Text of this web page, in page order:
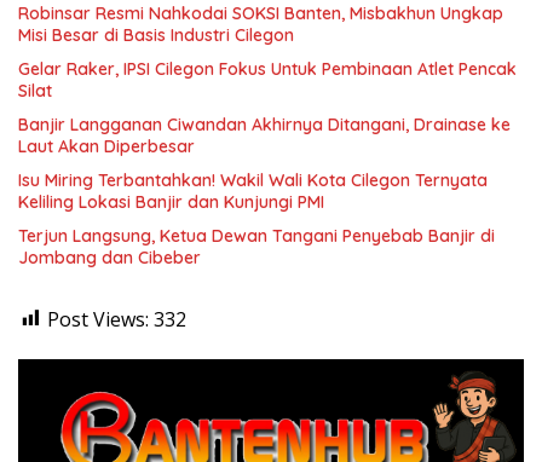
Robinsar Resmi Nahkodai SOKSI Banten, Misbakhun Ungkap
Misi Besar di Basis Industri Cilegon
Gelar Raker, IPSI Cilegon Fokus Untuk Pembinaan Atlet Pencak
Silat
Banjir Langganan Ciwandan Akhirnya Ditangani, Drainase ke
Laut Akan Diperbesar
Isu Miring Terbantahkan! Wakil Wali Kota Cilegon Ternyata
Keliling Lokasi Banjir dan Kunjungi PMI
Terjun Langsung, Ketua Dewan Tangani Penyebab Banjir di
Jombang dan Cibeber
Post Views: 332